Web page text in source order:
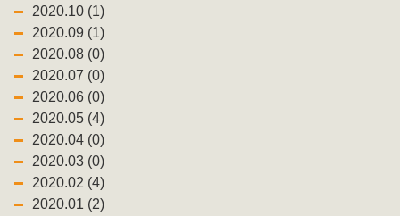
2020.10 (1)
2020.09 (1)
2020.08 (0)
2020.07 (0)
2020.06 (0)
2020.05 (4)
2020.04 (0)
2020.03 (0)
2020.02 (4)
2020.01 (2)